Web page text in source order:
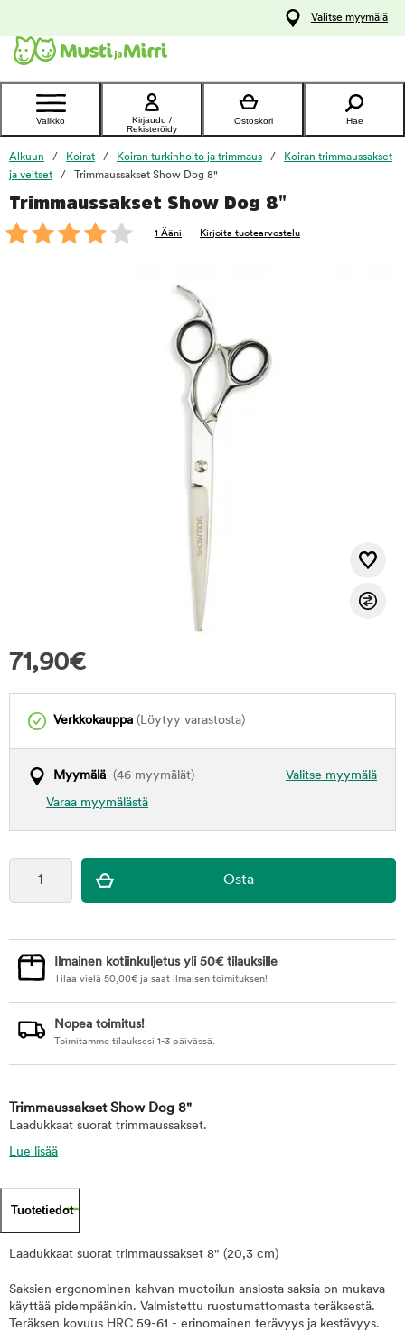
Ota yhteyttä
asiakaspalveluun
Valitse myymälä
Valikko
Kirjaudu /
Rekisteröidy
Ostoskori Hae
Alkuun Koirat Koiran turkinhoito ja trimmaus
Koiran trimmaussakset
ja veitset
Trimmaussakset Show Dog 8"
Trimmaussakset Show Dog 8"
1 Ääni Kirjoita tuotearvostelu
71,90€
Verkkokauppa (Löytyy varastosta)
Valitse myymälä
Myymälä (46 myymälät)
Varaa myymälästä
foo
Ilmainen kotiinkuljetus yli 50€ tilauksille
Tilaa vielä 50,00€ ja saat ilmaisen toimituksen!
Nopea toimitus!
Toimitamme tilauksesi 1-3 päivässä.
Trimmaussakset Show Dog 8"
Laadukkaat suorat trimmaussakset.
Lue lisää
Tuotetiedot
Laadukkaat suorat trimmaussakset 8" (20,3 cm)
Saksien ergonominen kahvan muotoilun ansiosta saksia on mukava
käyttää pidempäänkin. Valmistettu ruostumattomasta teräksestä.
Teräksen kovuus HRC 59-61 - erinomainen terävyys ja kestävyys.